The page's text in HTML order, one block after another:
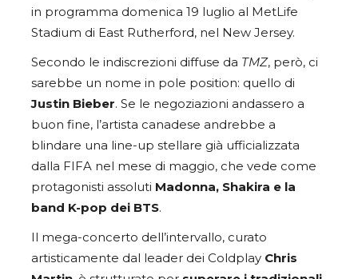
in programma domenica 19 luglio al MetLife
Stadium di East Rutherford, nel New Jersey.
Secondo le indiscrezioni diffuse da TMZ, però, ci
sarebbe un nome in pole position: quello di
Justin Bieber. Se le negoziazioni andassero a
buon fine, l’artista canadese andrebbe a
blindare una line-up stellare già ufficializzata
dalla FIFA nel mese di maggio, che vede come
protagonisti assoluti Madonna, Shakira e la
band K-pop dei BTS.
Il mega-concerto dell’intervallo, curato
artisticamente dal leader dei Coldplay Chris